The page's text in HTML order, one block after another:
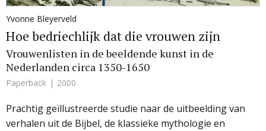
Yvonne Bleyerveld
Hoe bedriechlijk dat die vrouwen zijn
Vrouwenlisten in de beeldende kunst in de
Nederlanden circa 1350-1650
Paperback 2000
Prachtig geïllustreerde studie naar de uitbeelding van
verhalen uit de Bijbel, de klassieke mythologie en